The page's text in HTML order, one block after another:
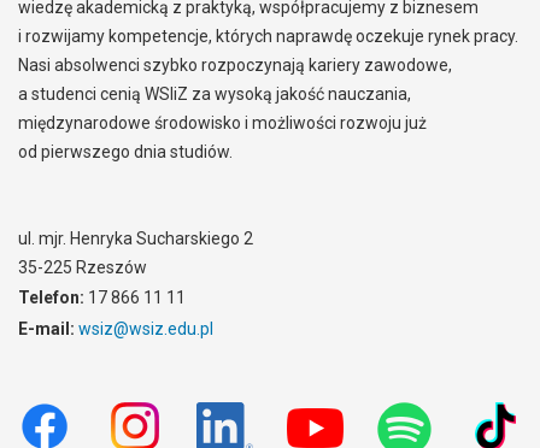
wiedzę akademicką z praktyką, współpracujemy z biznesem
i rozwijamy kompetencje, których naprawdę oczekuje rynek pracy.
Nasi absolwenci szybko rozpoczynają kariery zawodowe,
a studenci cenią WSIiZ za wysoką jakość nauczania,
międzynarodowe środowisko i możliwości rozwoju już
od pierwszego dnia studiów.
ul. mjr. Henryka Sucharskiego 2
35-225 Rzeszów
Telefon: 17 866 11 11
E-mail: wsiz@wsiz.edu.pl